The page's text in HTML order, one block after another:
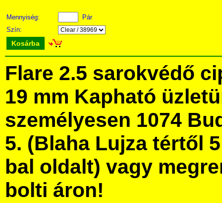
Mennyiség:
Pár
Szín:
Kosárba
Flare 2.5 sarokvédő
19 mm Kapható
személyesen 1074
5. (Blaha Lujza tértől
bal oldalt) vagy
bolti áron!